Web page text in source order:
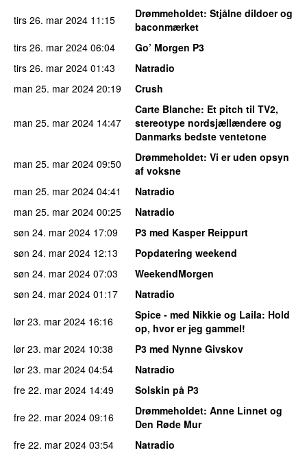
tirs 26. mar 2024 11:15 Drømmeholdet: Stjålne dildoer og
baconmærket
tirs 26. mar 2024 06:04
Go’ Morgen P3
tirs 26. mar 2024 01:43
Natradio
man 25. mar 2024 20:19 Crush
man 25. mar 2024 14:47
Carte Blanche: Et pitch til TV2,
stereotype nordsjællændere og
Danmarks bedste ventetone
man 25. mar 2024 09:50 Drømmeholdet: Vi er uden opsyn
af voksne
man 25. mar 2024 04:41
Natradio
man 25. mar 2024 00:25
Natradio
søn 24. mar 2024 17:09
P3 med Kasper Reippurt
søn 24. mar 2024 12:13
Popdatering weekend
søn 24. mar 2024 07:03
WeekendMorgen
søn 24. mar 2024 01:17
Natradio
lør 23. mar 2024 16:16 Spice - med Nikkie og Laila: Hold
op, hvor er jeg gammel!
lør 23. mar 2024 10:38
P3 med Nynne Givskov
lør 23. mar 2024 04:54
Natradio
fre 22. mar 2024 14:49
Solskin på P3
fre 22. mar 2024 09:16 Drømmeholdet: Anne Linnet og
Den Røde Mur
fre 22. mar 2024 03:54
Natradio